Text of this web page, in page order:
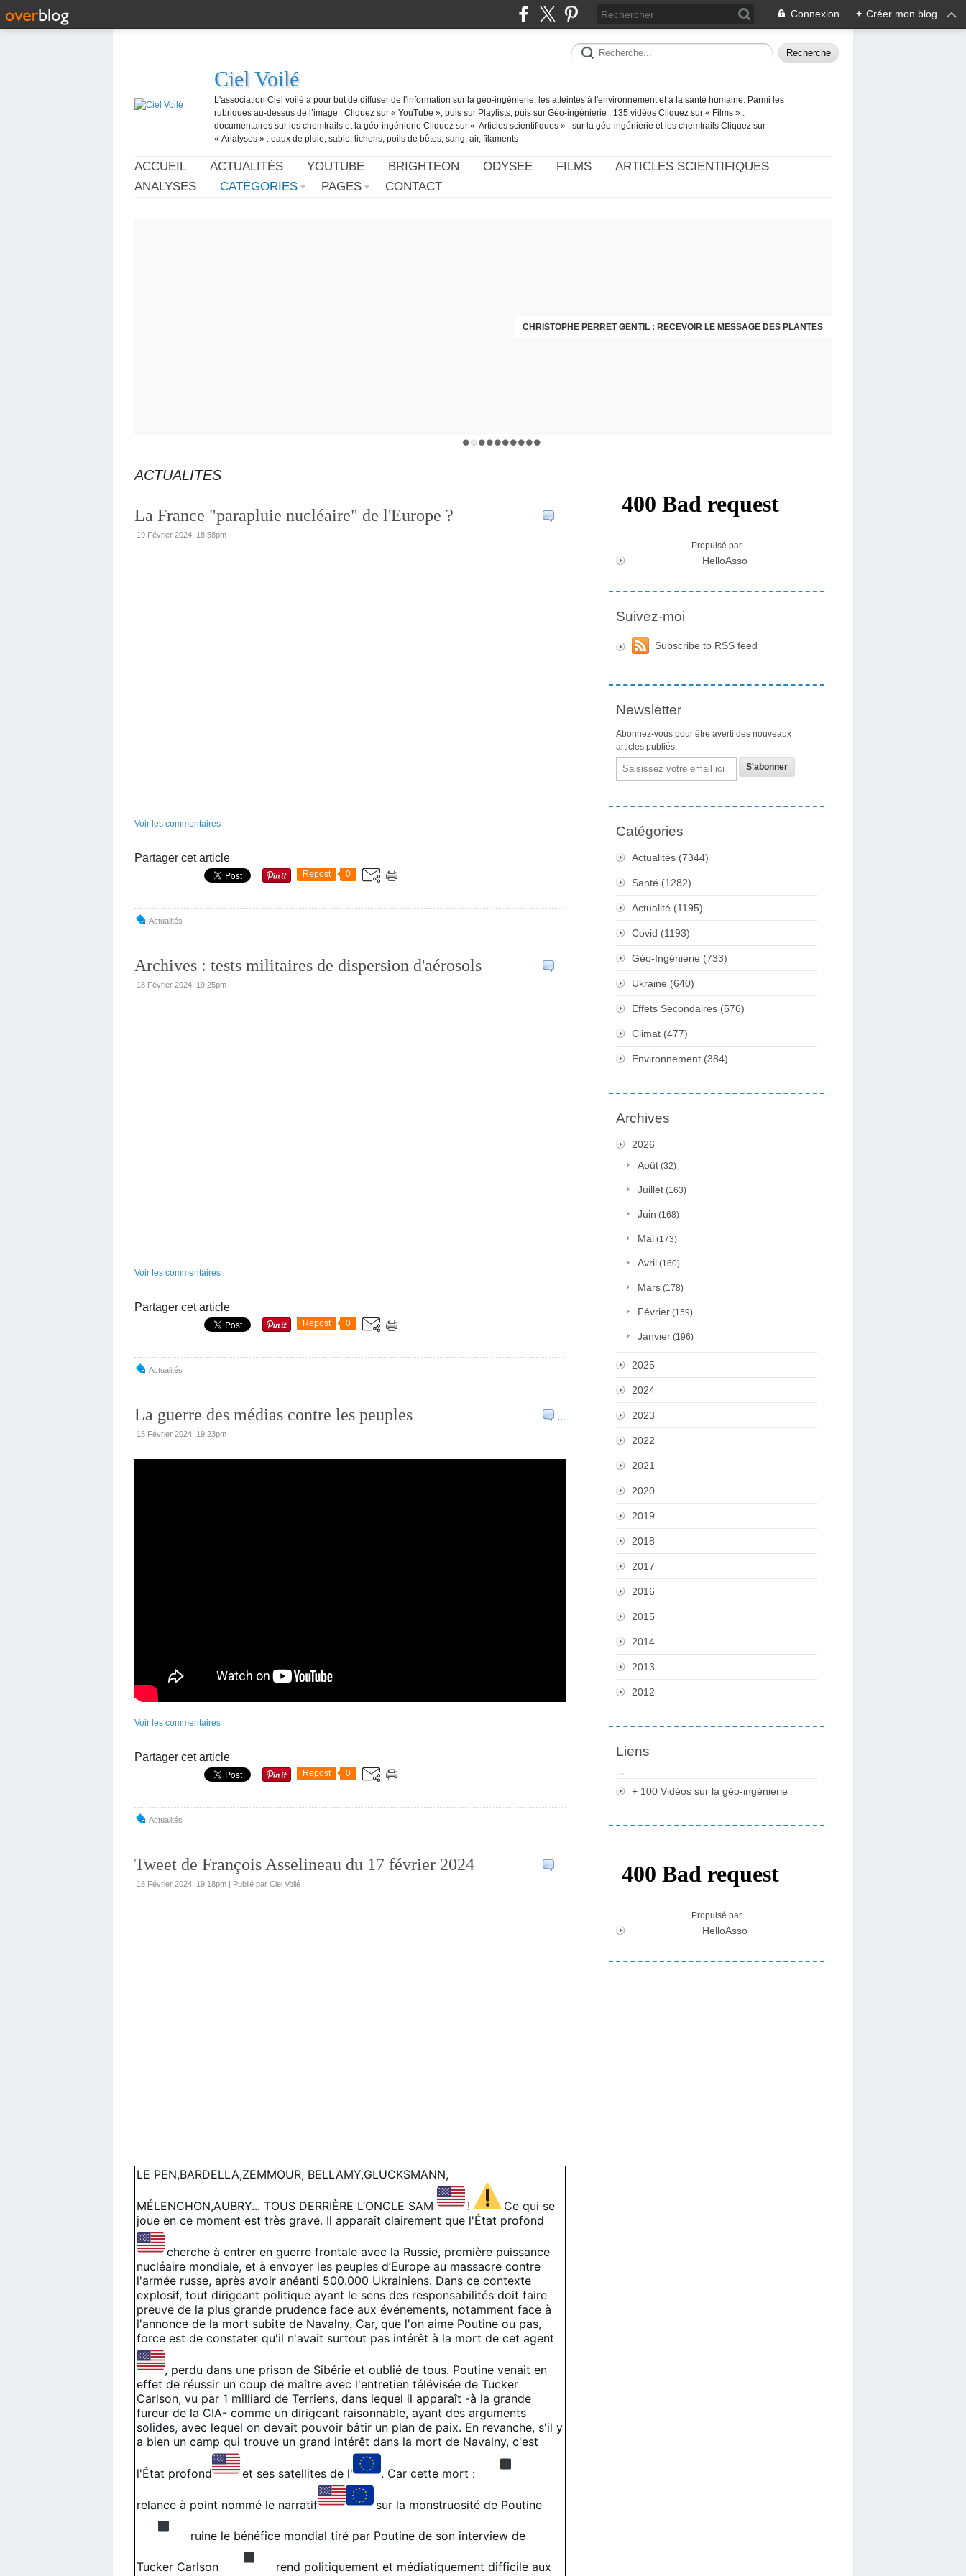
Connexion + Créer mon blog
Ciel Voilé
L'association Ciel voilé a pour but de diffuser de l'information sur la géo-ingénierie, les atteintes à l'environnement et à la santé humaine. Parmi les
rubriques au-dessus de l’image : Cliquez sur « YouTube », puis sur Playlists, puis sur Géo-ingénierie : 135 vidéos Cliquez sur « Films » :
documentaires sur les chemtrails et la géo-ingénierie Cliquez sur « Articles scientifiques » : sur la géo-ingénierie et les chemtrails Cliquez sur
« Analyses » : eaux de pluie, sable, lichens, poils de bêtes, sang, air, filaments
ACCUEIL ACTUALITÉS YOUTUBE BRIGHTEON ODYSEE FILMS
ARTICLES SCIENTIFIQUES
ANALYSES
CATÉGORIES PAGES CONTACT
CHRISTOPHE PERRET GENTIL : RECEVOIR LE MESSAGE DES PLANTES
ACTUALITES
…
La France "parapluie nucléaire" de l'Europe ?
19 Février 2024, 18:58pm
Voir les commentaires
Partager cet article
Repost 0
Actualités
Archives : tests militaires de dispersion d'aérosols
18 Février 2024, 19:25pm
Voir les commentaires
Partager cet article
Repost 0
Actualités
…
La guerre des médias contre les peuples
18 Février 2024, 19:23pm
Voir les commentaires
Partager cet article
Repost 0
Actualités
Tweet de François Asselineau du 17 février 2024
18 Février 2024, 19:18pm | Publié par Ciel Voilé
LE PEN,BARDELLA,ZEMMOUR, BELLAMY,GLUCKSMANN,
MÉLENCHON,AUBRY... TOUS DERRIÈRE L’ONCLE SAM !
Ce qui se
joue en ce moment est très grave. Il apparaît clairement que l'État profond
cherche à entrer en guerre frontale avec la Russie, première puissance
nucléaire mondiale, et à envoyer les peuples d’Europe au massacre contre
l'armée russe, après avoir anéanti 500.000 Ukrainiens. Dans ce contexte
explosif, tout dirigeant politique ayant le sens des responsabilités doit faire
preuve de la plus grande prudence face aux événements, notamment face à
l'annonce de la mort subite de Navalny. Car, que l'on aime Poutine ou pas,
force est de constater qu'il n'avait surtout pas intérêt à la mort de cet agent
, perdu dans une prison de Sibérie et oublié de tous. Poutine venait en
effet de réussir un coup de maître avec l'entretien télévisée de Tucker
Carlson, vu par 1 milliard de Terriens, dans lequel il apparaît -à la grande
fureur de la CIA- comme un dirigeant raisonnable, ayant des arguments
solides, avec lequel on devait pouvoir bâtir un plan de paix. En revanche, s'il y
a bien un camp qui trouve un grand intérêt dans la mort de Navalny, c'est
l'État profond et ses satellites de l' . Car cette mort :
relance à point nommé le narratif sur la monstruosité de Poutine
ruine le bénéfice mondial tiré par Poutine de son interview de
Tucker Carlson
rend politiquement et médiatiquement difficile aux
Propulsé par
HelloAsso
Suivez-moi
Subscribe to RSS feed
Newsletter
Abonnez-vous pour être averti des nouveaux
articles publiés.
Email
Catégories
Actualités (7344)
Santé (1282)
Actualité (1195)
Covid (1193)
Géo-Ingénierie (733)
Ukraine (640)
Effets Secondaires (576)
Climat (477)
Environnement (384)
Archives
2026
Août (32)
Juillet (163)
Juin (168)
Mai (173)
Avril (160)
Mars (178)
Février (159)
Janvier (196)
2025
2024
2023
2022
2021
2020
2019
2018
2017
2016
2015
2014
2013
2012
Liens
+ 100 Vidéos sur la géo-ingénierie
Propulsé par
HelloAsso